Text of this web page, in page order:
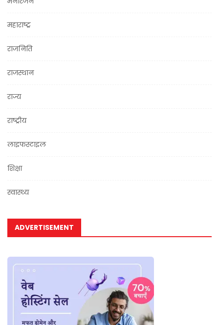
महाराष्ट्र
राजनिति
राजस्थान
राज्य
राष्ट्रीय
लाइफस्टाइल
शिक्षा
स्वास्थ्य
ADVERTISEMENT